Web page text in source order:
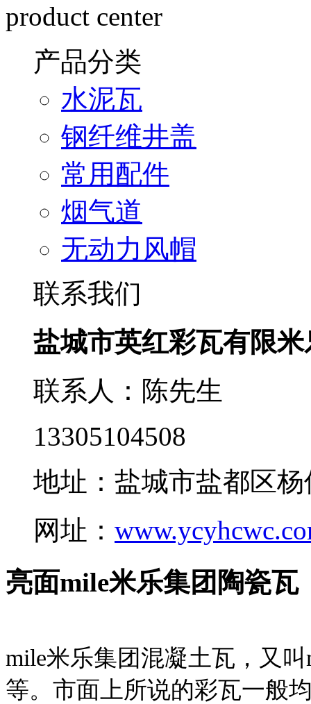
product center
产品分类
水泥瓦
钢纤维井盖
常用配件
烟气道
无动力风帽
联系我们
盐城市英红彩瓦有限
联系人：陈先生
13305104508
地址：盐城市盐都区
网址：
亮面mile米乐集团陶瓷瓦
mile米乐集团混凝土瓦，又
等。市面上所说的彩瓦一般